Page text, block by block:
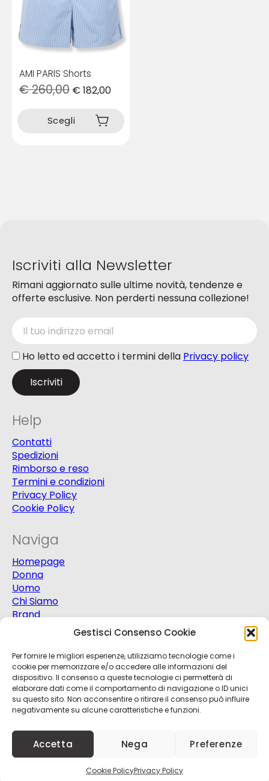
Gestisci Consenso Cookie
Per fornire le migliori esperienze, utilizziamo tecnologie come i
cookie per memorizzare e/o accedere alle informazioni del
dispositivo. Il consenso a queste tecnologie ci permetterà di
elaborare dati come il comportamento di navigazione o ID unici
su questo sito. Non acconsentire o ritirare il consenso può influire
negativamente su alcune caratteristiche e funzioni.
Accetta Nega Preferenze
Cookie PolicyPrivacy Policy
AMI PARIS Shorts
€260,00 € 182,00
Scegli
prodotto
prodotto
Iscriviti alla Newsletter
Rimani aggiornato sulle ultime novità, tendenze e
offerte esclusive. Non perderti nessuna collezione!
Ho letto ed accetto i termini della Privacy policy
Help
Contatti
Spedizioni
Rimborso e reso
Termini e condizioni
Privacy Policy
Cookie Policy
Naviga
Homepage
Donna
Uomo
Chi Siamo
Brand
Contatti
© 2025Progetto Moda S.r.l.P.Iva 03151820721 -
CreditsKobalt nBit